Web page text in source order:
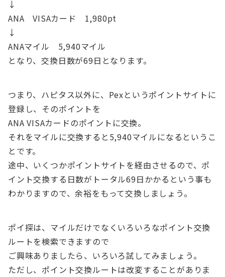
↓
ANA VISAカード 1,980pt
↓
ANAマイル 5,940マイル
となり、交換日数が69日となります。
つまり、ハピタス以外に、Pexというポイントサイトに
登録し、そのポイントを
ANA VISAカードのポイントに交換。
それをマイルに交換すると5,940マイルになるというこ
とです。
途中、いくつかポイントサイトを経由させるので、ポ
イント交換する日数がトータル69日かかるという事も
わかりますので、余裕をもって交換しましょう。
ポイ探は、マイルだけでなくいろいろなポイント交換
ルートを検索できますので
ご興味ありましたら、いろいろ試してみましょう。
ただし、ポイント交換ルートは改変することがありま